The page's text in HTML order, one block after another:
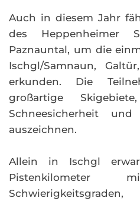
Auch in diesem Jahr
des Heppenheimer
Paznauntal, um die
Ischgl/Samnaun,
erkunden. Die
großartige
Schneesicherheit
auszeichnen.
Allein in Ischgl
Pistenkilometer